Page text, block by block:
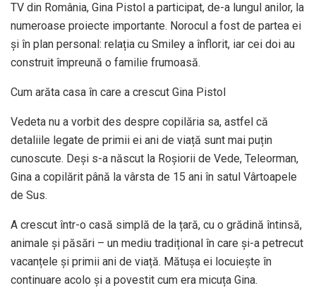
TV din România, Gina Pistol a participat, de-a lungul anilor, la
numeroase proiecte importante. Norocul a fost de partea ei
și în plan personal: relația cu Smiley a înflorit, iar cei doi au
construit împreună o familie frumoasă.
Cum arăta casa în care a crescut Gina Pistol
Vedeta nu a vorbit des despre copilăria sa, astfel că
detaliile legate de primii ei ani de viață sunt mai puțin
cunoscute. Deși s-a născut la Roșiorii de Vede, Teleorman,
Gina a copilărit până la vârsta de 15 ani în satul Vârtoapele
de Sus.
A crescut într-o casă simplă de la țară, cu o grădină întinsă,
animale și păsări – un mediu tradițional în care și-a petrecut
vacanțele și primii ani de viață. Mătușa ei locuiește în
continuare acolo și a povestit cum era micuța Gina.